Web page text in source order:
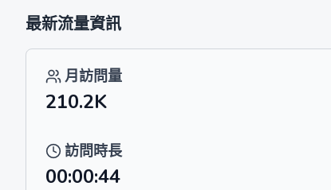
最新流量資訊
月訪問量
210.2K
訪問時長
00:00:44